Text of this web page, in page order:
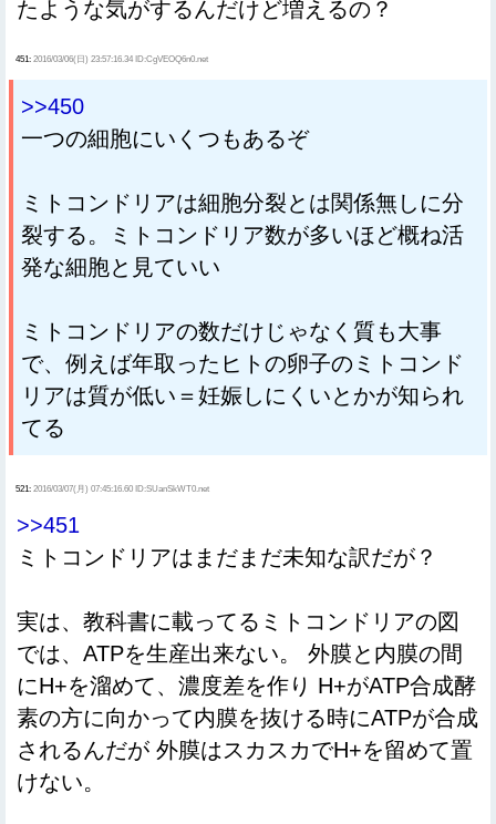
たような気がするんだけど増えるの？
451: 2016/03/06(日) 23:57:16.34 ID:CgVEOQ6n0.net
>>450
一つの細胞にいくつもあるぞ
ミトコンドリアは細胞分裂とは関係無しに分
裂する。ミトコンドリア数が多いほど概ね活
発な細胞と見ていい
ミトコンドリアの数だけじゃなく質も大事
で、例えば年取ったヒトの卵子のミトコンド
リアは質が低い＝妊娠しにくいとかが知られ
てる
521: 2016/03/07(月) 07:45:16.60 ID:SUanSkWT0.net
>>451
ミトコンドリアはまだまだ未知な訳だが？
実は、教科書に載ってるミトコンドリアの図
では、ATPを生産出来ない。 外膜と内膜の間
にH+を溜めて、濃度差を作り H+がATP合成酵
素の方に向かって内膜を抜ける時にATPが合成
されるんだが 外膜はスカスカでH+を留めて置
けない。